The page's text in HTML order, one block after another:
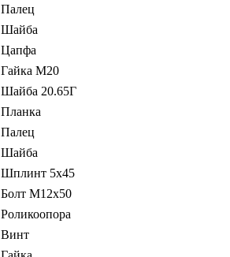
Палец
Шайба
Цапфа
Гайка М20
Шайба 20.65Г
Планка
Палец
Шайба
Шплинт 5х45
Болт М12х50
Роликоопора
Винт